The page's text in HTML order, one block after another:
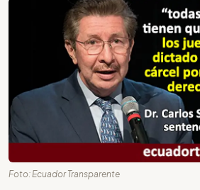
Foto: Ecuador Transparente